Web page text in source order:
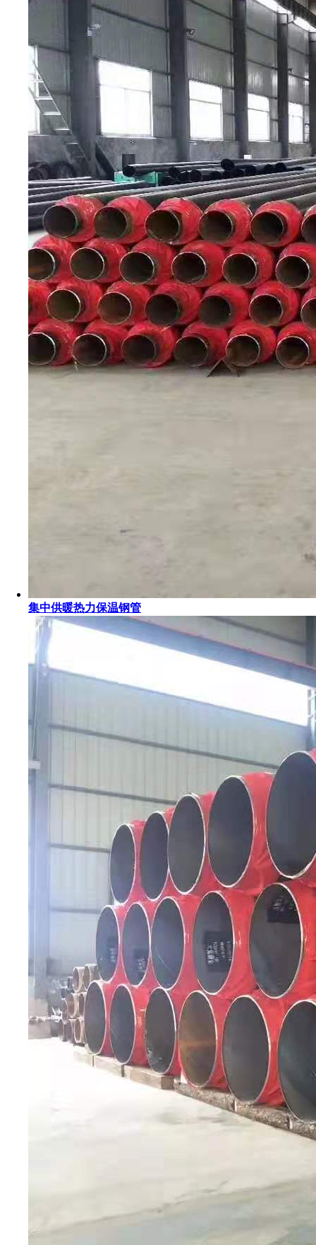
集中供暖热力保温钢管